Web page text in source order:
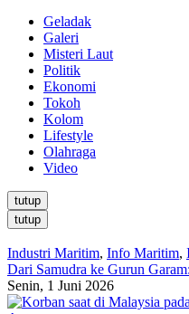
Geladak
Galeri
Misteri Laut
Politik
Ekonomi
Tokoh
Kolom
Lifestyle
Olahraga
Video
tutup
tutup
Industri Maritim, Info Maritim,
Dari Samudra ke Gurun
Senin, 1 Juni 2026